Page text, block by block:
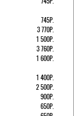
745Р.
3 770Р.
1 500Р.
3 760Р.
1 600Р.
1 400Р.
2 500Р.
900Р.
650Р.